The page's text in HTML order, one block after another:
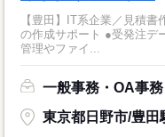
【豊田】IT系企業／見積
の作成サポート ●受発注デ
管理やファイ...
一般事務・OA事務
東京都日野市/豊田